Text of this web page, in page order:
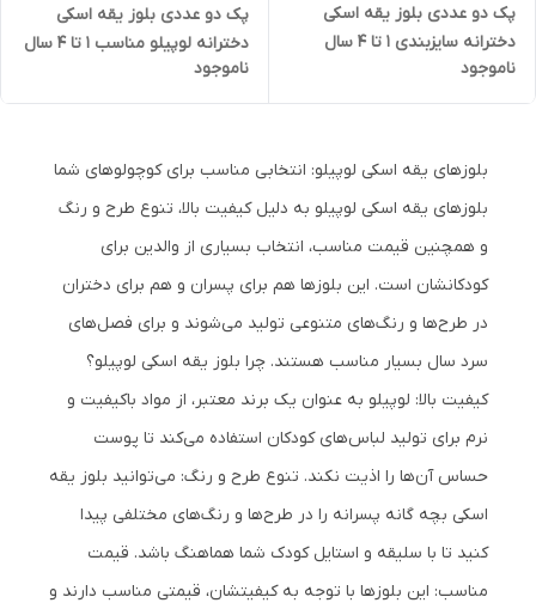
پک دو عددی بلوز یقه اسکی
دخترانه سایزبندی 1 تا 4 سال
ناموجود
پک دو عددی بلوز یقه اسکی
دخترانه لوپیلو مناسب 1 تا 4 سال
ناموجود
بلوزهای یقه اسکی لوپیلو: انتخابی مناسب برای کوچولوهای شما
بلوزهای یقه اسکی لوپیلو به دلیل کیفیت بالا، تنوع طرح و رنگ
و همچنین قیمت مناسب، انتخاب بسیاری از والدین برای
کودکانشان است. این بلوزها هم برای پسران و هم برای دختران
در طرح‌ها و رنگ‌های متنوعی تولید می‌شوند و برای فصل‌های
سرد سال بسیار مناسب هستند. چرا بلوز یقه اسکی لوپیلو؟
کیفیت بالا: لوپیلو به عنوان یک برند معتبر، از مواد باکیفیت و
نرم برای تولید لباس‌های کودکان استفاده می‌کند تا پوست
حساس آن‌ها را اذیت نکند. تنوع طرح و رنگ: می‌توانید بلوز یقه
اسکی بچه گانه پسرانه را در طرح‌ها و رنگ‌های مختلفی پیدا
کنید تا با سلیقه و استایل کودک شما هماهنگ باشد. قیمت
مناسب: این بلوزها با توجه به کیفیتشان، قیمتی مناسب دارند و